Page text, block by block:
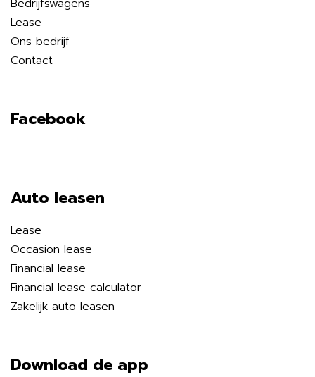
Lease
Ons bedrijf
Contact
Facebook
Auto leasen
Lease
Occasion lease
Financial lease
Financial lease calculator
Zakelijk auto leasen
Download de app